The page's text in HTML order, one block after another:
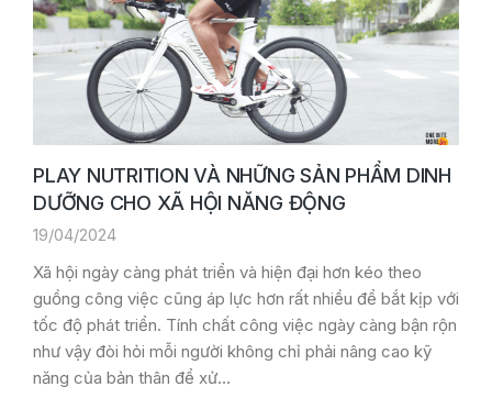
PLAY NUTRITION VÀ NHỮNG SẢN PHẨM DINH
DƯỠNG CHO XÃ HỘI NĂNG ĐỘNG
19/04/2024
Xã hội ngày càng phát triển và hiện đại hơn kéo theo
guồng công việc cũng áp lực hơn rất nhiều để bắt kịp với
tốc độ phát triển. Tính chất công việc ngày càng bận rộn
như vậy đòi hỏi mỗi người không chỉ phải nâng cao kỹ
năng của bản thân để xử…